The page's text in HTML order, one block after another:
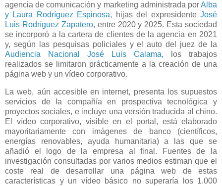
agencia de comunicación y marketing administrada porAlba
y Laura Rodríguez Espinosa, hijas del expresidenteJosé
Luis Rodríguez Zapatero, entre 2020 y 2025. Esta sociedad
se incorporó a la cartera de clientes de la agencia en 2021
y, según las pesquisas policiales y el auto del juez de la
Audiencia Nacional
José Luis Calama, los trabajos
realizados se limitaron prácticamente a la creación de una
página web y un vídeo corporativo.
La web, aún accesible en internet, presenta los supuestos
servicios de la compañía en prospectiva tecnológica y
proyectos sociales, e incluye una versión traducida al chino.
El vídeo corporativo, visible en el portal, está elaborado
mayoritariamente con imágenes de banco (científicos,
energías renovables, ayuda humanitaria) a las que se
añadió el logo de la empresa al final. Fuentes de la
investigación consultadas por varios medios estiman que el
coste real de desarrollar una página web de estas
características y un vídeo básico no superaría los 1.000